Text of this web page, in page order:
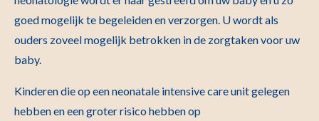
goed mogelijk te begeleiden en verzorgen. U wordt als
ouders zoveel mogelijk betrokken in de zorgtaken voor uw
baby.
Kinderen die op een neonatale intensive care unit gelegen
hebben en een groter risico hebben op